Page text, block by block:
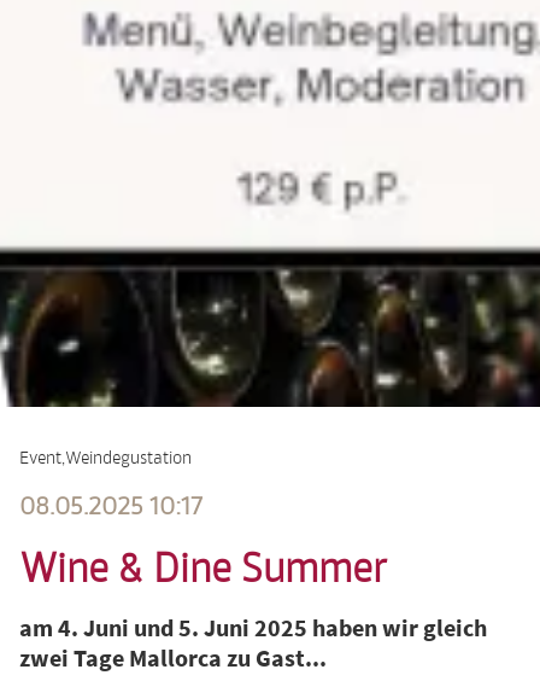
Event Weindegustation
08.05.2025 10:17
Wine & Dine Summer
am 4. Juni und 5. Juni 2025 haben wir gleich
zwei Tage Mallorca zu Gast...